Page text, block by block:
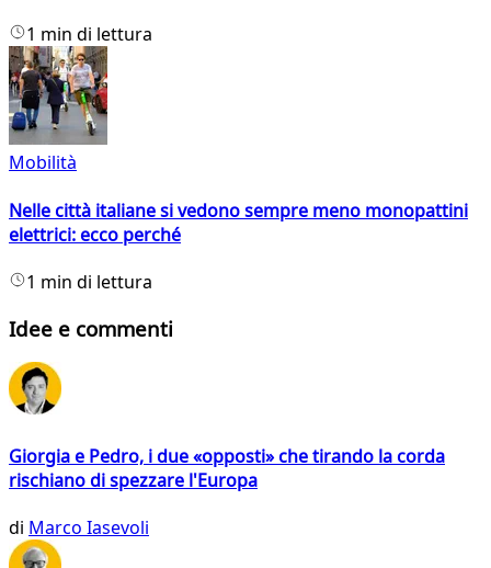
1 min di lettura
Mobilità
Nelle città italiane si vedono sempre meno monopattini
elettrici: ecco perché
1 min di lettura
Idee e commenti
Giorgia e Pedro, i due «opposti» che tirando la corda
rischiano di spezzare l'Europa
di Marco Iasevoli